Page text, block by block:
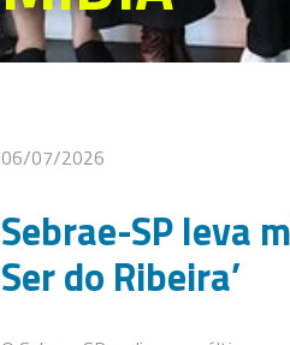
06/07/2026
Sebrae-SP leva
Ser do Ribeira’